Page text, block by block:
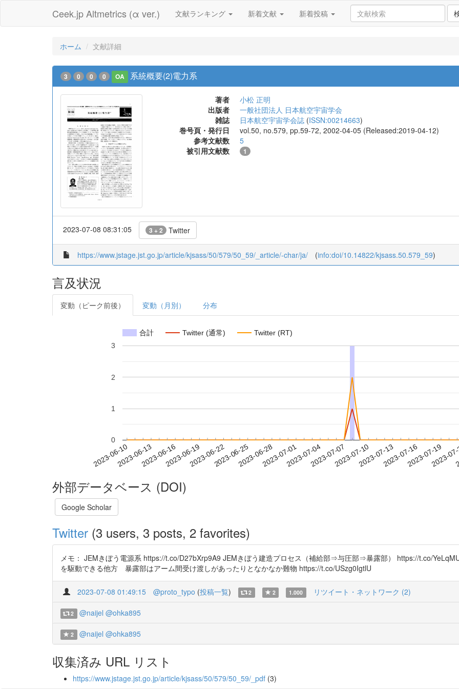
Ceek.jp Altmetrics (α ver.) 文献ランキング 新着文献 新着投稿
ホーム 文献詳細
3 0 0 0 OA 系統概要(2)電力系
著者
小松 正明
出版者
一般社団法人 日本航空宇宙学会
雑誌
日本航空宇宙学会誌 (ISSN:00214663)
巻号頁・発行日
vol.50, no.579, pp.59-72, 2002-04-05 (Released:2019-04-12)
参考文献数
5
被引用文献数
1
2023-07-08 08:31:05 3 + 2 Twitter
https://www.jstage.jst.go.jp/article/kjsass/50/579/50_59/_article/-char/ja/ (info:doi/10.14822/kjsass.50.579_59)
言及状況
変動（ピーク前後） 変動（月別） 分布
合計 Twitter (通常) Twitter (RT)
2023-06-102023-06-132023-06-162023-06-192023-06-222023-06-252023-06-282023-07-012023-07-042023-07-072023-07-102023-07-132023-07-162023-07-19
2023-
0
1
2
3
外部データベース (DOI)
Google Scholar
Twitter (3 users, 3 posts, 2 favorites)
メモ： JEMきぼう電源系 https://t.co/D27bXrp9A9 JEMきぼう建造プロセス（補給部⇒与圧部⇒暴露部） https://t.co/
を駆動できる他方 暴露部はアーム間受け渡しがあったりとなかなか難物 https://t.co/USzg0IgtlU
2023-07-08 01:49:15 @proto_typo (投稿一覧) 2 2 1.000 リツイート・ネットワーク (2)
2 @naijel @ohka895
2 @naijel @ohka895
収集済み URL リスト
https://www.jstage.jst.go.jp/article/kjsass/50/579/50_59/_pdf (3)